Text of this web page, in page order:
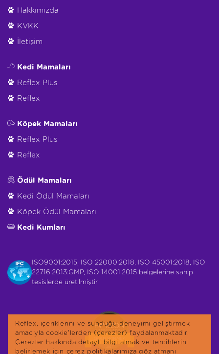
Hakkımızda
KVKK
İletişim
Kedi Mamaları
Reflex Plus
Reflex
Köpek Mamaları
Reflex Plus
Reflex
Ödül Mamaları
Kedi Ödül Mamaları
Köpek Ödül Mamaları
Kedi Kumları
ISO9001:2015, ISO 22000:2018, ISO 45001:2018, ISO
22716:2013:GMP, ISO 14001:2015 belgelerine sahip
tesislerde üretilmiştir.
Reflex, içeriklerini ve sunduğu deneyimi geliştirmek
amacıyla cookie'lerden (çerezler) faydalanmaktadır.
Çerezler hakkında detaylı bilgi almak ve tercihlerini
belirlemek için çerez politikalarımıza göz atmanı